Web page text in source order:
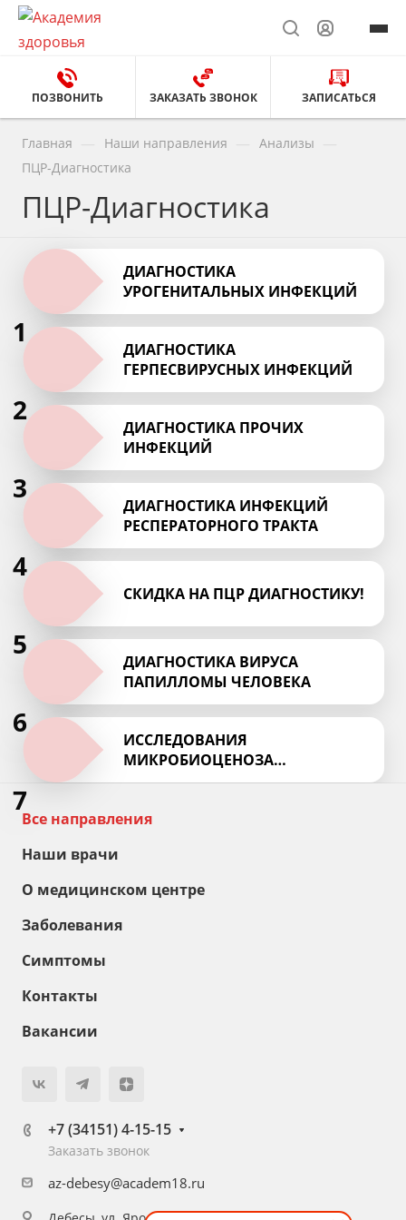
ПОЗВОНИТЬ ЗАКАЗАТЬ ЗВОНОК ЗАПИСАТЬСЯ
Главная Наши направления Анализы
ПЦР-Диагностика
ПЦР-Диагностика
1
ДИАГНОСТИКА
УРОГЕНИТАЛЬНЫХ ИНФЕКЦИЙ
2
ДИАГНОСТИКА
ГЕРПЕСВИРУСНЫХ ИНФЕКЦИЙ
3
ДИАГНОСТИКА ПРОЧИХ
ИНФЕКЦИЙ
4
ДИАГНОСТИКА ИНФЕКЦИЙ
РЕСПЕРАТОРНОГО ТРАКТА
5
СКИДКА НА ПЦР ДИАГНОСТИКУ!
6
ДИАГНОСТИКА ВИРУСА
ПАПИЛЛОМЫ ЧЕЛОВЕКА
7
ИССЛЕДОВАНИЯ
МИКРОБИОЦЕНОЗА
УРОГЕНИТАЛЬНОГО ТРАКТА
Все направления
Наши врачи
О медицинском центре
Заболевания
Симптомы
Контакты
Вакансии
+7 (34151) 4-15-15
Заказать звонок
az-debesy@academ18.ru